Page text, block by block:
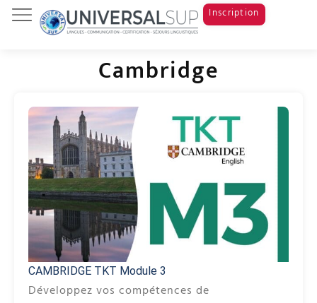
Inscription
Cambridge
CAMBRIDGE TKT Module 3
Développez vos compétences de